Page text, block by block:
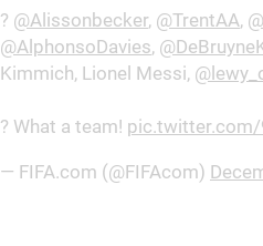
? @Alissonbecker, @TrentAA,
@AlphonsoDavies,
Kimmich, Lionel Messi,
? What a team!
— FIFA.com (@FIFAcom)